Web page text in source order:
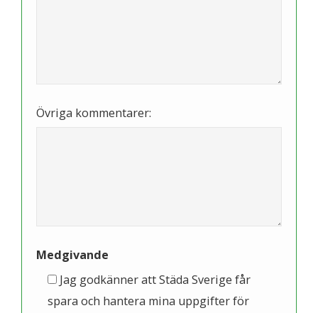
Övriga kommentarer:
Medgivande
Jag godkänner att Städa Sverige får
spara och hantera mina uppgifter för